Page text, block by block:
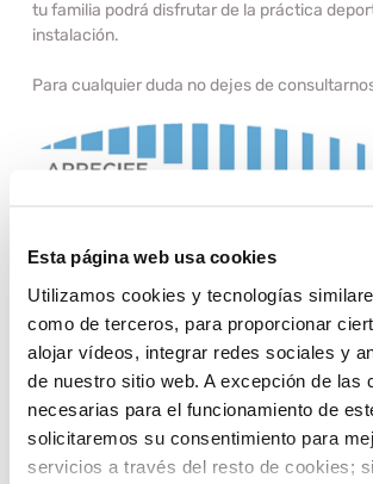
Esta página web usa cookies
Utilizamos cookies y tecnologías
como de terceros, para proporcionar
alojar vídeos, integrar redes sociales y
de nuestro sitio web. A excepción de las
necesarias para el funcionamiento de
solicitaremos su consentimiento para
servicios a través del resto de cookies;
tu familia podrá disfrutar de la práctica
instalación.
Para cualquier duda no dejes de